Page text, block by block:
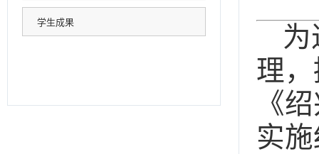
学生成果
理
《
实